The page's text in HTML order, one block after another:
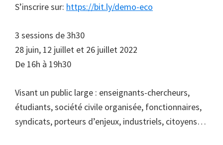
S’inscrire sur: https://bit.ly/demo-eco
3 sessions de 3h30
28 juin, 12 juillet et 26 juillet 2022
De 16h à 19h30
Visant un public large : enseignants-chercheurs,
étudiants, société civile organisée, fonctionnaires,
syndicats, porteurs d’enjeux, industriels, citoyens…